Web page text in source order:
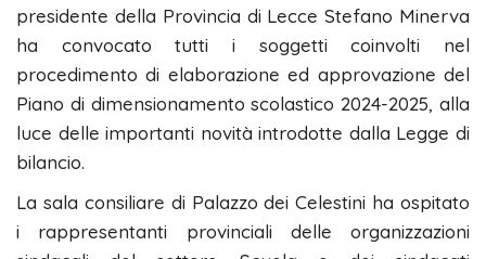
presidente della Provincia di Lecce Stefano Minerva
ha convocato tutti i soggetti coinvolti nel
procedimento di elaborazione ed approvazione del
Piano di dimensionamento scolastico 2024-2025, alla
luce delle importanti novità introdotte dalla Legge di
bilancio.
La sala consiliare di Palazzo dei Celestini ha ospitato
i rappresentanti provinciali delle organizzazioni